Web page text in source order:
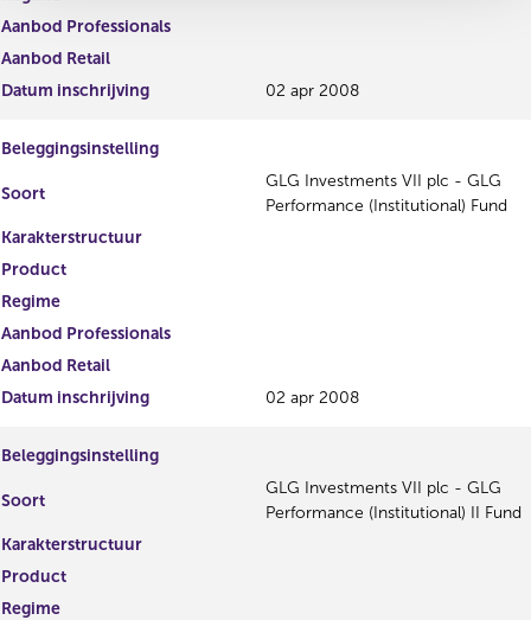
Aanbod Professionals
Aanbod Retail
Datum inschrijving
02 apr 2008
Beleggingsinstelling
Soort
GLG Investments VII plc - GLG
Performance (Institutional) Fund
Karakterstructuur
Product
Regime
Aanbod Professionals
Aanbod Retail
Datum inschrijving
02 apr 2008
Beleggingsinstelling
Soort
GLG Investments VII plc - GLG
Performance (Institutional) II Fund
Karakterstructuur
Product
Regime